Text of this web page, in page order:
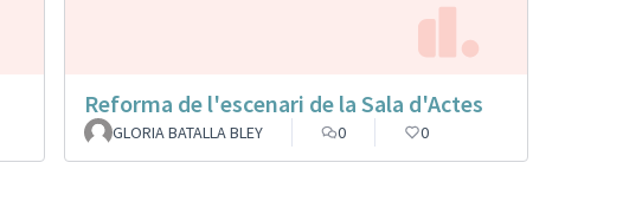
Reforma de l'escenari de la Sala d'Actes
GLORIA BATALLA BLEY 0 0